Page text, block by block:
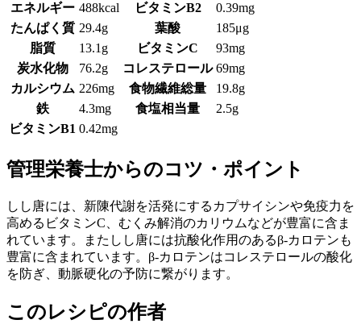
エネルギー 488kcal ビタミンB2
0.39mg
たんぱく質 29.4g 葉酸
185μg
脂質
13.1g ビタミンC
93mg
炭水化物
76.2g コレステロール 69mg
カルシウム 226mg 食物繊維総量
19.8g
鉄
4.3mg 食塩相当量
2.5g
ビタミンB1 0.42mg
管理栄養士からのコツ・ポイント
しし唐には、新陳代謝を活発にするカプサイシンや免疫力を
高めるビタミンC、むくみ解消のカリウムなどが豊富に含ま
れています。またしし唐には抗酸化作用のあるβ-カロテンも
豊富に含まれています。β-カロテンはコレステロールの酸化
を防ぎ、動脈硬化の予防に繋がります。
このレシピの作者